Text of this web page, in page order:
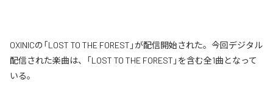
OXINICの「LOST TO THE FOREST」が配信開始された。今回デジタル
配信された楽曲は、「LOST TO THE FOREST」を含む全1曲となって
いる。